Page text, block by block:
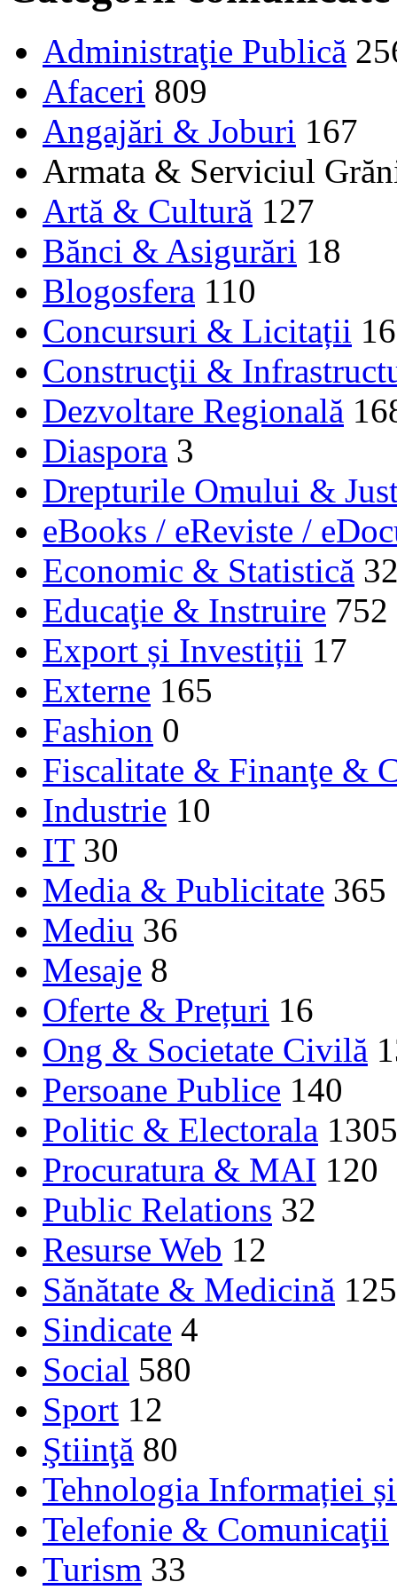
Administraţie Publică
Afaceri 809
Angajări & Joburi 167
Armata & Serviciul
Artă & Cultură 127
Bănci & Asigurări 18
Blogosfera 110
Concursuri & Licitații 16
Construcţii &
Dezvoltare Regională
Diaspora 3
Drepturile Omului &
eBooks / eReviste /
Economic & Statistică
Educaţie & Instruire 752
Export și Investiții 17
Externe 165
Fashion 0
Fiscalitate & Finanţe &
Industrie 10
IT 30
Media & Publicitate 365
Mediu 36
Mesaje 8
Oferte & Prețuri 16
Ong & Societate Civilă
Persoane Publice 140
Politic & Electorala 1305
Procuratura & MAI 120
Public Relations 32
Resurse Web 12
Sănătate & Medicină 125
Sindicate 4
Social 580
Sport 12
Ştiinţă 80
Tehnologia Informației
Telefonie & Comunicaţii
Turism 33